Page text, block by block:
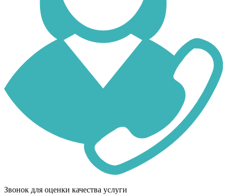
Звонок для оценки качества услуги